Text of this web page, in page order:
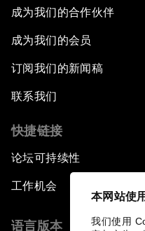
本网站使
我们使用
成为我们的合作伙伴
成为我们的会员
订阅我们的新闻稿
联系我们
快捷链接
论坛可持续性
工作机会
语言版本